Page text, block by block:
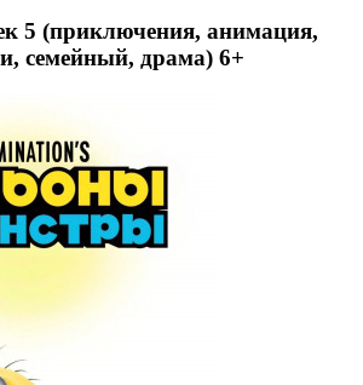
5 (приключения, анимация,
семейный, драма) 6+